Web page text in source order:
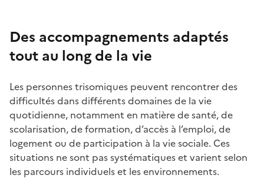
Des accompagnements adaptés
tout au long de la vie
Les personnestrisomiques peuvent rencontrer des
difficultés dans différents domaines de la vie
quotidienne, notamment en matière de santé, de
scolarisation, de formation, d’accès à l’emploi, de
logement ou de participation à la vie sociale. Ces
situations ne sont pas systématiques et varient selon
les parcours individuels et les environnements.